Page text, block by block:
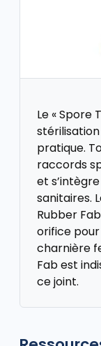
Le « Spore
pratique.
raccords
et
sanitaires.
Rubber
orifice
charnière
Fab est
ce joint.